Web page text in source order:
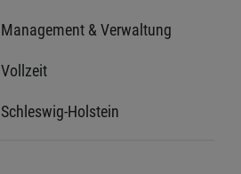
Management & Verwaltung
Vollzeit
Schleswig-Holstein